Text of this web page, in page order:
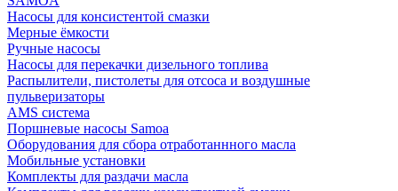
Насосы для консистентой смазки
Мерные ёмкости
Ручные насосы
Насосы для перекачки дизельного топлива
Распылители, пистолеты для отсоса и воздушные
пульверизаторы
AMS система
Поршневые насосы Samoa
Оборудования для сбора отработаннного масла
Мобильные установки
Комплекты для раздачи масла